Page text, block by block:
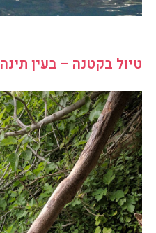
טיול בקטנה – בעין תינה